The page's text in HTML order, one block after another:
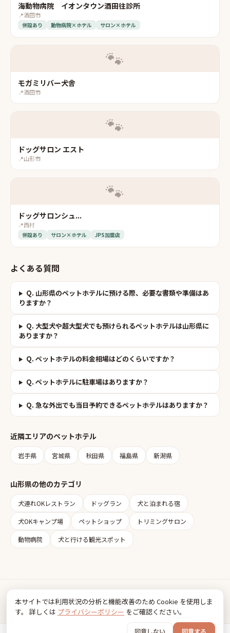
海動物病院 イオンタウン酒田往診所
📍酒田市
併設あり 動物病院×ホテル サロン×ホテル
🐾
モガミリバー犬舎
📍酒田市
🐾
ドッグサロン エスト
📍山形市
🐾
ドッグサロンシュ...
📍西村
併設あり サロン×ホテル JPS加盟店
よくある質問
Q. 山形県のペットホテルに預ける際、必要な書類や準備はあ
りますか？
Q. 大型犬や超大型犬でも預けられるペットホテルは山形県に
ありますか？
Q. ペットホテルの料金相場はどのくらいですか？
Q. ペットホテルに駐車場はありますか？
Q. 急な外出でも当日予約できるペットホテルはありますか？
近隣エリアのペットホテル
岩手県 宮城県 秋田県 福島県 新潟県
山形県の他のカテゴリ
犬連れOKレストラン ドッグラン 犬と泊まれる宿
犬OKキャンプ場 ペットショップ トリミングサロン
動物病院 犬と行ける観光スポット
Inudia
犬とお出かけ情報
本サイトでは利用状況の分析と機能改善のため Cookie を使用しま
す。 詳しくは プライバシーポリシー をご確認ください。
同意しない 同意する